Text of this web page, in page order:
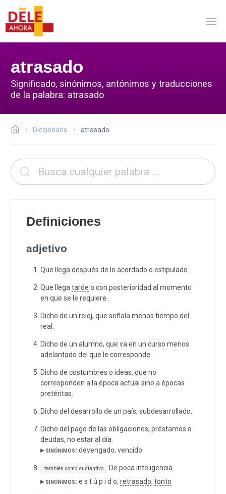
atrasado
Significado, sinónimos, antónimos y traducciones
de la palabra: atrasado
Diccionario atrasado
Definiciones
adjetivo
Que llega después de lo acordado o estipulado.
Que llega tarde o con posterioridad al momento
en que se le requiere.
Dicho de un reloj, que señala menos tiempo del
real.
Dicho de un alumno, que va en un curso menos
adelantado del que le corresponde.
Dicho de costumbres o ideas, que no
corresponden a la época actual sino a épocas
pretéritas.
Dicho del desarrollo de un país, subdesarrollado.
Dicho del pago de las obligaciones, préstamos o
deudas, no estar al día.
▸ sinónimos: devengado, vencido
también como sustantivo
De poca inteligencia.
▸ sinónimos: e s t ú p i d o, retrasado, tonto